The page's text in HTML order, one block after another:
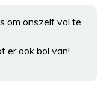
om onszelf vol te
er ook bol van!